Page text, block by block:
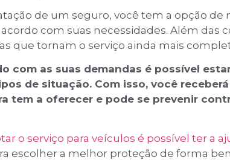
de um seguro, você tem a opção de
com suas necessidades. Além das
que tornam o serviço ainda mais
com as suas demandas é possível
de situação. Com isso, você
tem a oferecer e pode se prevenir
o serviço para veículos é possível ter a
escolher a melhor proteção de forma